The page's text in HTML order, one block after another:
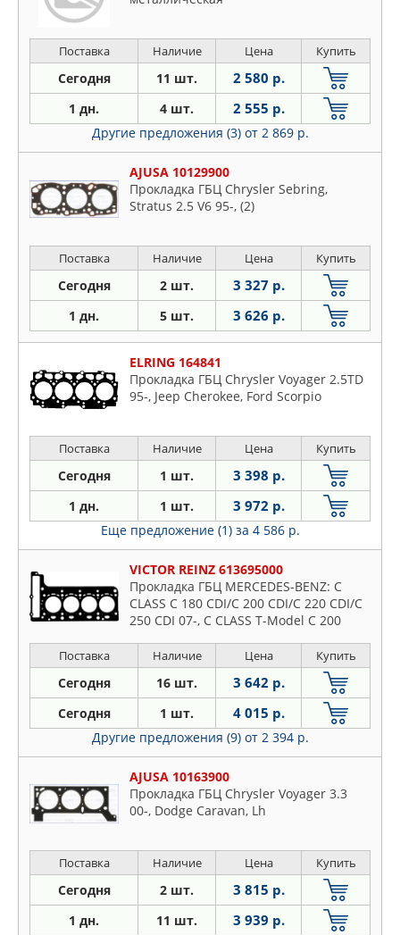
Поставка Наличие Цена Купить
Сегодня 11 шт. 2 580 р.
1 дн. 4 шт. 2 555 р.
Другие предложения (3) от 2 869 р.
AJUSA 10129900
Прокладка ГБЦ Chrysler Sebring,
Stratus 2.5 V6 95-, (2)
Поставка Наличие Цена Купить
Сегодня 2 шт. 3 327 р.
1 дн. 5 шт. 3 626 р.
ELRING 164841
Прокладка ГБЦ Chrysler Voyager 2.5TD
95-, Jeep Cherokee, Ford Scorpio
Поставка Наличие Цена Купить
Сегодня 1 шт. 3 398 р.
1 дн. 1 шт. 3 972 р.
Еще предложение (1) за 4 586 р.
VICTOR REINZ 613695000
Прокладка ГБЦ MERCEDES-BENZ: C
CLASS C 180 CDI/C 200 CDI/C 220 CDI/C
250 CDI 07-, C CLASS T-Model C 200
matic 07-, CLS 250
Поставка Наличие Цена Купить
Сегодня 16 шт. 3 642 р.
Сегодня 1 шт. 4 015 р.
Другие предложения (9) от 2 394 р.
AJUSA 10163900
Прокладка ГБЦ Chrysler Voyager 3.3
00-, Dodge Caravan, Lh
Поставка Наличие Цена Купить
Сегодня 2 шт. 3 815 р.
1 дн. 11 шт. 3 939 р.